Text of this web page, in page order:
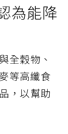
為能降
全穀物、
等高纖食
，以幫助